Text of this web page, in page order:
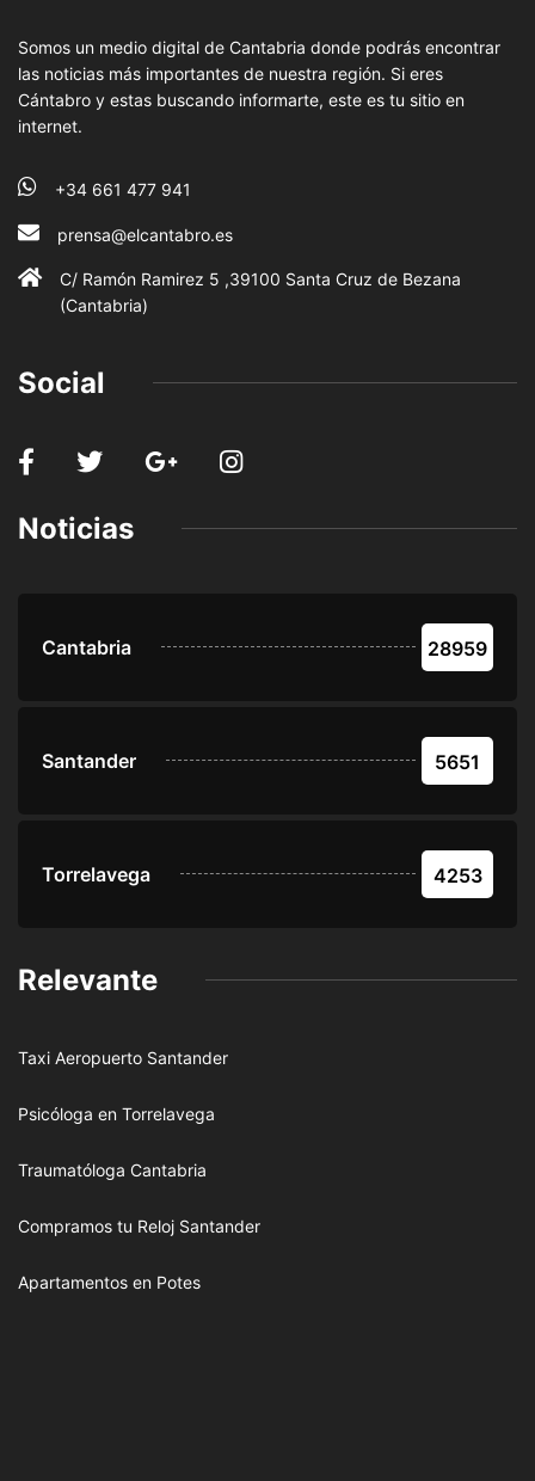
Somos un medio digital de Cantabria donde podrás encontrar
las noticias más importantes de nuestra región. Si eres
Cántabro y estas buscando informarte, este es tu sitio en
internet.
+34 661 477 941
prensa@elcantabro.es
C/ Ramón Ramirez 5 ,39100 Santa Cruz de Bezana
(Cantabria)
Social
Noticias
Cantabria 28959
Santander 5651
Torrelavega 4253
Relevante
Taxi Aeropuerto Santander
Psicóloga en Torrelavega
Traumatóloga Cantabria
Compramos tu Reloj Santander
Apartamentos en Potes